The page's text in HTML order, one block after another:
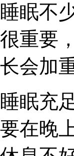
睡眠不
很重要
长会加
睡眠充
要在晚